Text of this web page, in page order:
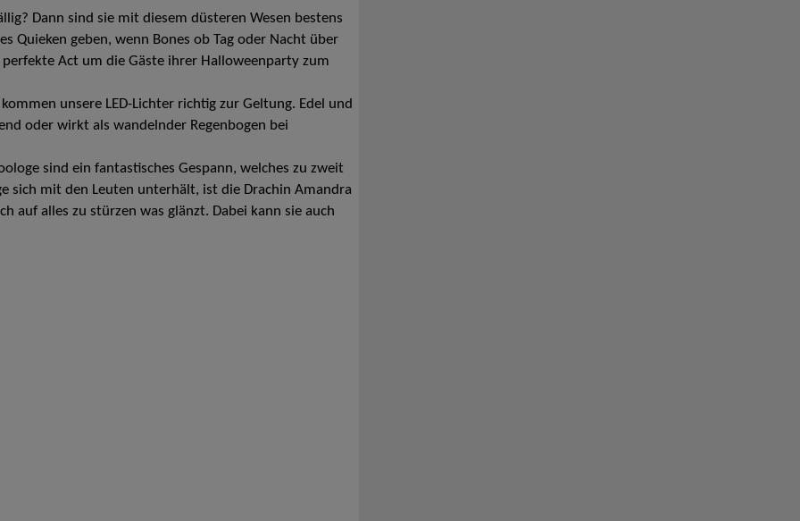
Dann sind sie mit diesem düsteren Wesen bestens
Quieken geben, wenn Bones ob Tag oder Nacht über
Act um die Gäste ihrer Halloweenparty zum
unsere LED-Lichter richtig zur Geltung. Edel und
oder wirkt als wandelnder Regenbogen bei
sind ein fantastisches Gespann, welches zu zweit
sich mit den Leuten unterhält, ist die Drachin Amandra
auf alles zu stürzen was glänzt. Dabei kann sie auch